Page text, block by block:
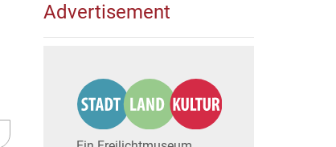
Advertisement